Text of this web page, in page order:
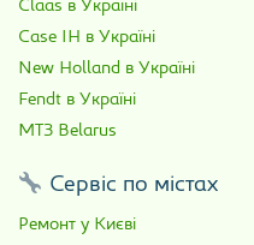
Claas в Україні
Case IH в Україні
New Holland в Україні
Fendt в Україні
МТЗ Belarus
Сервіс по містах
Ремонт у Києві